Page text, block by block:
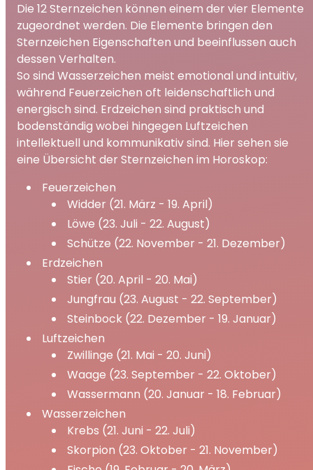
Die 12 Sternzeichen können einem der vier Elemente
zugeordnet werden. Die Elemente bringen den
Sternzeichen Eigenschaften und beeinflussen auch
dessen Verhalten.
So sind Wasserzeichen meist emotional und intuitiv,
während Feuerzeichen oft leidenschaftlich und
energisch sind. Erdzeichen sind praktisch und
bodenständig wobei hingegen Luftzeichen
intellektuell und kommunikativ sind. Hier sehen sie
eine Übersicht der Sternzeichen im Horoskop:
Feuerzeichen
Widder (21. März - 19. April)
Löwe (23. Juli - 22. August)
Schütze (22. November - 21. Dezember)
Erdzeichen
Stier (20. April - 20. Mai)
Jungfrau (23. August - 22. September)
Steinbock (22. Dezember - 19. Januar)
Luftzeichen
Zwillinge (21. Mai - 20. Juni)
Waage (23. September - 22. Oktober)
Wassermann (20. Januar - 18. Februar)
Wasserzeichen
Krebs (21. Juni - 22. Juli)
Skorpion (23. Oktober - 21. November)